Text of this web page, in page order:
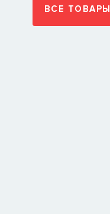
ВСЕ ТОВАРЫ